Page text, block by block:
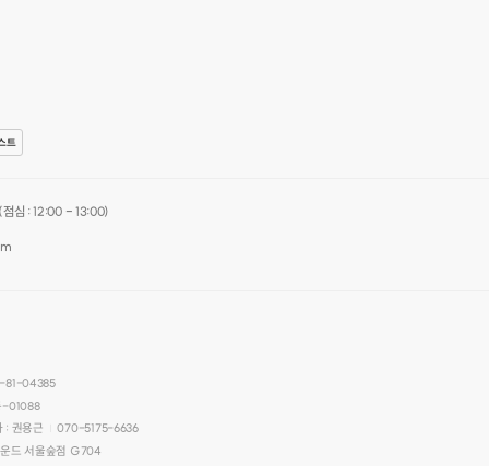
트
심 : 12:00 - 13:00)
81-04385
-01088
: 권용근
070-5175-6636
운드 서울숲점 G704